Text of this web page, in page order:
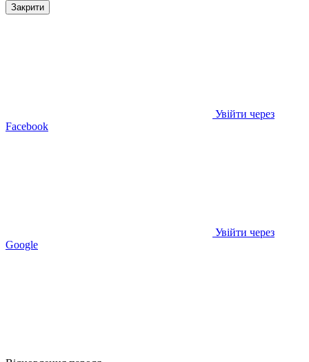
Закрити
Увійти через
Facebook
Увійти через
Google